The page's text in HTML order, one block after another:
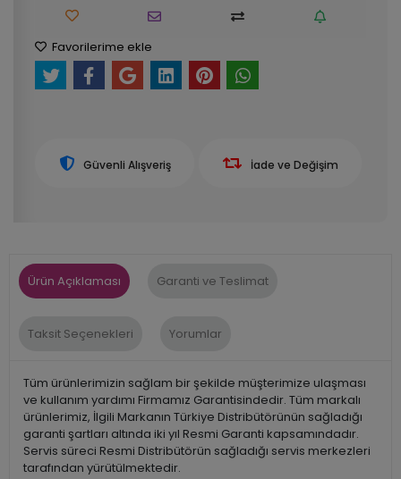
Favorilerime ekle
Güvenli Alışveriş İade ve Değişim
Ürün Açıklaması Garanti ve Teslimat
Taksit Seçenekleri Yorumlar
Tüm ürünlerimizin sağlam bir şekilde müşterimize ulaşması
ve kullanım yardımı Firmamız Garantisindedir. Tüm markalı
ürünlerimiz, İlgili Markanın Türkiye Distribütörünün sağladığı
garanti şartları altında iki yıl Resmi Garanti kapsamındadır.
Servis süreci Resmi Distribütörün sağladığı servis merkezleri
tarafından yürütülmektedir.